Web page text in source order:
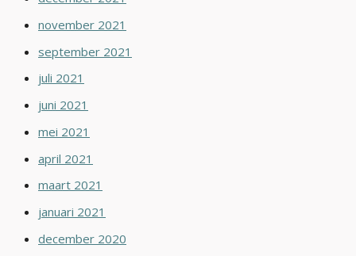
november 2021
september 2021
juli 2021
juni 2021
mei 2021
april 2021
maart 2021
januari 2021
december 2020